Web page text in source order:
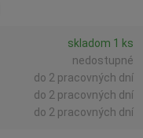
skladom 1 ks
nedostupné
do 2 pracovných dní
do 2 pracovných dní
do 2 pracovných dní